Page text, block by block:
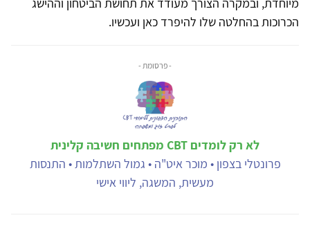
מיוחדת, ובמקרה הצורך מעודד את תחושת הביטחון וההישג
הכרוכות בהחלטה שלו להיפרד כאן ועכשיו.
- פרסומת -
לא רק לומדים CBT מפתחים חשיבה קלינית
פרונטלי בצפון • מוכר איט"ה • גמול השתלמות • התנסות
מעשית, המשגה, ליווי אישי